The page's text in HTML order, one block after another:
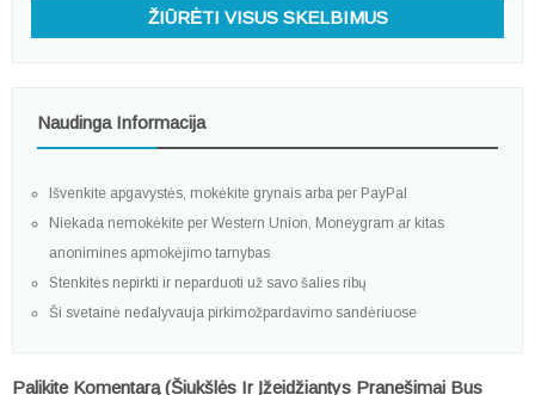
ŽIŪRĖTI VISUS SKELBIMUS
Naudinga Informacija
Išvenkite apgavystės, mokėkite grynais arba per PayPal
Niekada nemokėkite per Western Union, Moneygram ar kitas
anonimines apmokėjimo tarnybas
Stenkitės nepirkti ir neparduoti už savo šalies ribų
Ši svetainė nedalyvauja pirkimožpardavimo sandėriuose
Palikite Komentarą (šiukšlės Ir Įžeidžiantys Pranešimai Bus